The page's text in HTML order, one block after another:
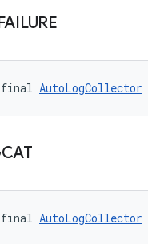
AutoLogCollector
AutoLogCollector